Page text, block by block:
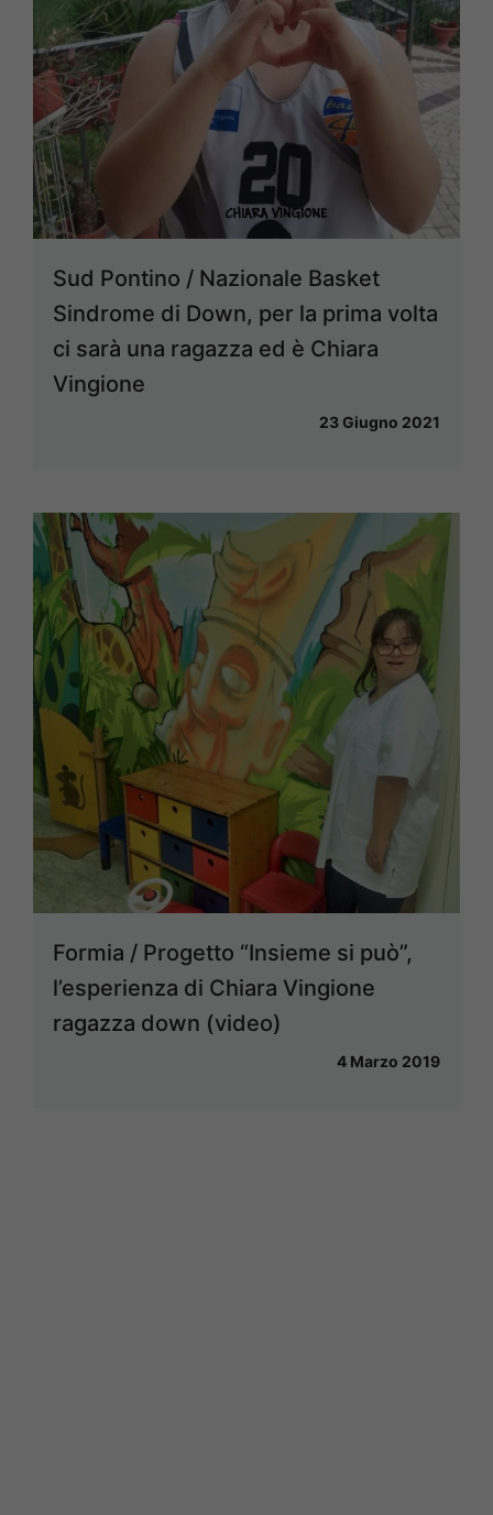
Sud Pontino / Nazionale Basket
Sindrome di Down, per la prima volta
ci sarà una ragazza ed è Chiara
Vingione
23 Giugno 2021
Formia / Progetto “Insieme si può”,
l’esperienza di Chiara Vingione
ragazza down (video)
4 Marzo 2019